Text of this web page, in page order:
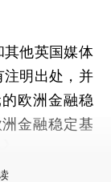
他英国媒体
明出处，并
欧洲金融稳
金融稳定基